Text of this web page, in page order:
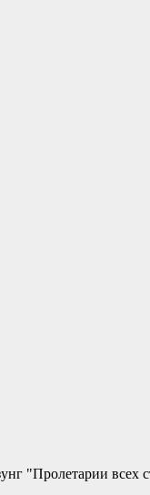
"Пролетарии всех